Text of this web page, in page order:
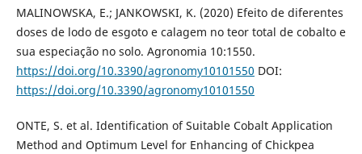
MALINOWSKA, E.; JANKOWSKI, K. (2020) Efeito de diferentes
doses de lodo de esgoto e calagem no teor total de cobalto e
sua especiação no solo. Agronomia 10:1550.
https://doi.org/10.3390/agronomy10101550 DOI:
https://doi.org/10.3390/agronomy10101550
ONTE, S. et al. Identification of Suitable Cobalt Application
Method and Optimum Level for Enhancing of Chickpea